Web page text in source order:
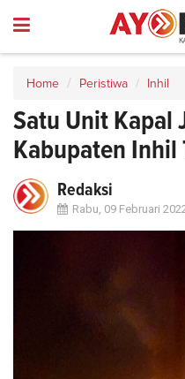
Home Peristiwa Inhil
Satu Unit Kapal
Kabupaten Inhil
Redaksi
Rabu, 09 Februari